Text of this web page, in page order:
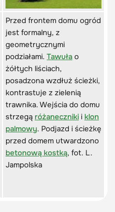
Przed frontem domu ogród
jest formalny, z
geometrycznymi
podziałami. Tawuła o
żółtych liściach,
posadzona wzdłuż ścieżki,
kontrastuje z zielenią
trawnika. Wejścia do domu
strzegą różaneczniki i klon
palmowy. Podjazd i ścieżkę
przed domem utwardzono
betonową kostką, fot. L.
Jampolska